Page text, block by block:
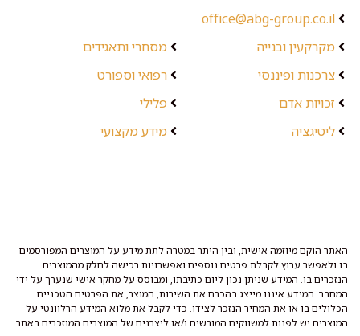
office@abg-group.co.il
מקרקעין ובנייה
צרכנות ופיננסי
זכויות אדם
ליטיגציה
מסחרי ותאגידים
רפואי וספורט
פלילי
מידע מקצועי
האתר הוקם מיוזמה אישית, ובין היתר במטרה לתת מידע על המוצרים המפורסמים
בו ולאפשר ערוץ לקבלת פרטים נוספים ואפשרויות רכישה לחלק מהמוצרים
הנזכרים בו. המידע שניתן נכון ליום כתיבתו, ומבוסס על מחקר אישי שנערך על ידי
המחבר. המידע איננו מייצג בהכרח את השירות, המוצר, את הפרטים הטכניים
הכלולים בו או את המחיר הנזכר לצידו. כדי לקבל את מלוא המידע הרלוונטי על
המוצרים יש לפנות למשווקים המורשים ו/או ליצרנים של המוצרים המוזכרים באתר.